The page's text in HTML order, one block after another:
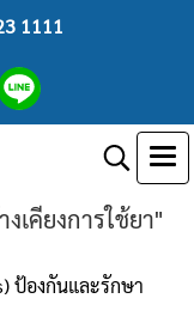
1111
เคียงการใช้ยา"
ป้องกันและรักษา